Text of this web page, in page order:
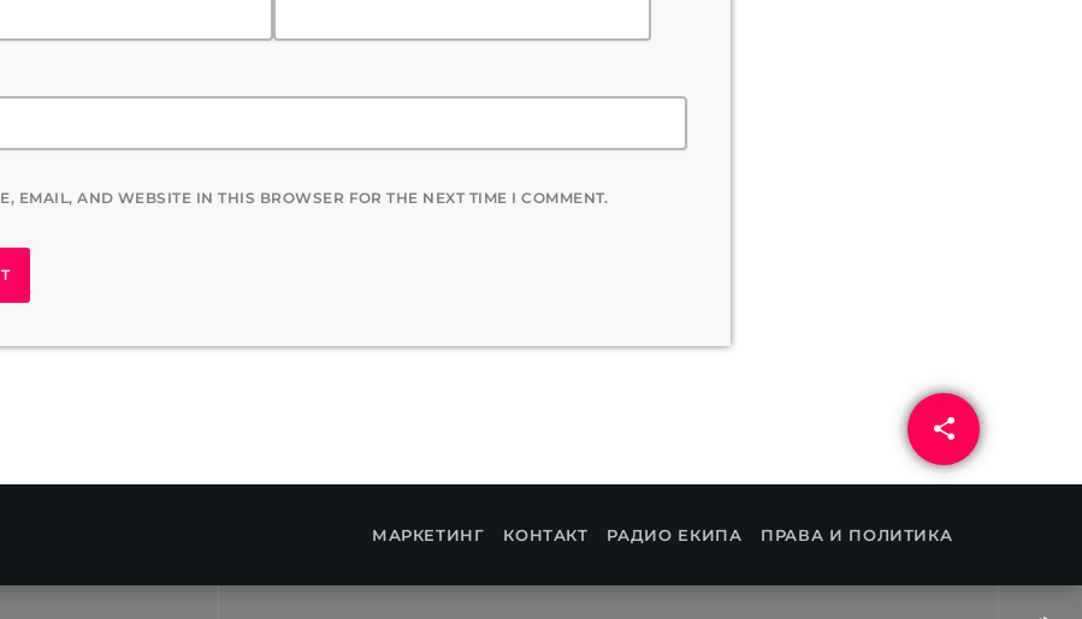
share
email
EMAIL, AND WEBSITE IN THIS BROWSER FOR THE NEXT TIME I COMMENT.
МАРКЕТИНГ КОНТАКТ РАДИО ЕКИПА ПРАВА И ПОЛИТИКА